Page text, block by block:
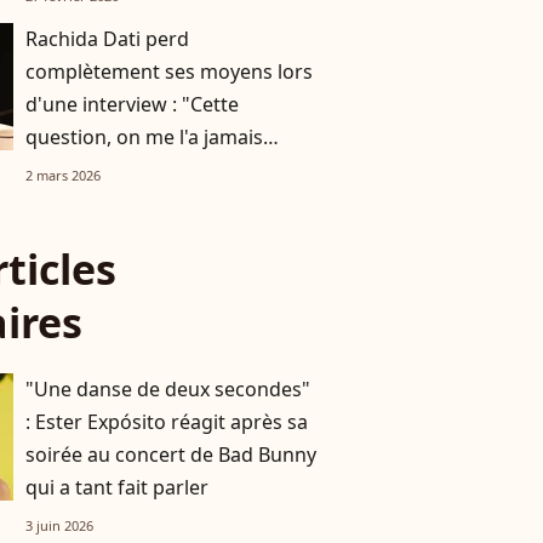
Rachida Dati perd
complètement ses moyens lors
d'une interview : "Cette
question, on me l'a jamais
posée"
2 mars 2026
"Une danse de deux secondes"
: Ester Expósito réagit après sa
soirée au concert de Bad Bunny
qui a tant fait parler
3 juin 2026